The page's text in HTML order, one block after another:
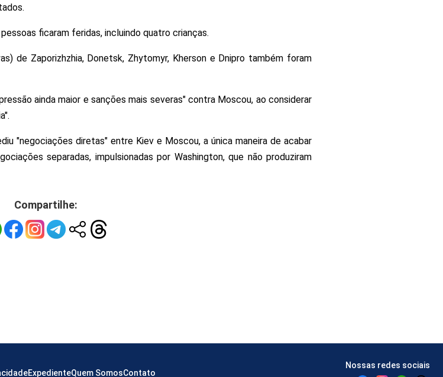
ficaram feridas, incluindo quatro crianças.
de Zaporizhzhia, Donetsk, Zhytomyr, Kherson e Dnipro também foram
ainda maior e sanções mais severas" contra Moscou, ao considerar
"negociações diretas" entre Kiev e Moscou, a única maneira de acabar
separadas, impulsionadas por Washington, que não produziram
Compartilhe:
ExpedienteQuem SomosContato
Nossas redes sociais